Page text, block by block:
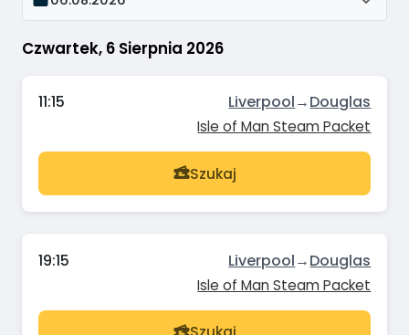
Czwartek, 6 Sierpnia 2026
11:15 Liverpool→Douglas
Isle of Man Steam Packet
Szukaj
19:15 Liverpool→Douglas
Isle of Man Steam Packet